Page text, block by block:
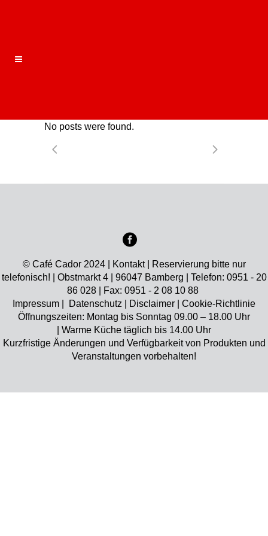
No posts were found.
© Café Cador 2024 | Kontakt| Reservierung bitte nur
telefonisch! | Obstmarkt 4 | 96047 Bamberg | Telefon: 0951 - 20
86 028 | Fax: 0951 - 2 08 10 88
Impressum
Datenschutz Disclaimer
Cookie-Richtlinie
Öffnungszeiten: Montag bis Sonntag 09.00 – 18.00 Uhr
| Warme Küche täglich bis 14.00 Uhr
Kurzfristige Änderungen und Verfügbarkeit von Produkten und
Veranstaltungen vorbehalten!